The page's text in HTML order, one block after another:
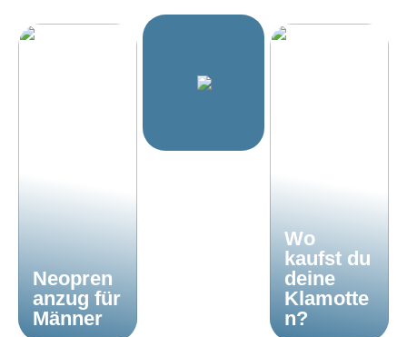
Neopren
anzug für
Männer
Wo
kaufst du
deine
Klamotte
n?